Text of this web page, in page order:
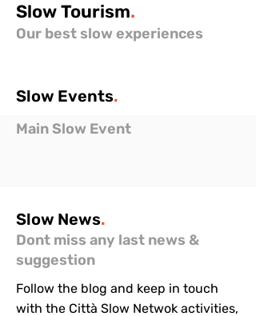
SlowTourism.
Our best slow experiences
Slow Events.
Main Slow Event
Slow News.
Dont miss any last news &
suggestion
Follow the blog and keep in touch
with the Città Slow Netwok activities,